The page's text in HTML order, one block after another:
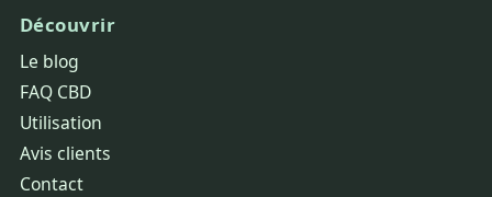
Découvrir
Le blog
FAQ CBD
Utilisation
Avis clients
Contact